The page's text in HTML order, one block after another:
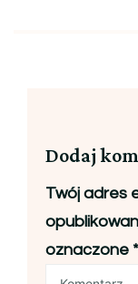
Dodaj
Twój adres
oznaczone *